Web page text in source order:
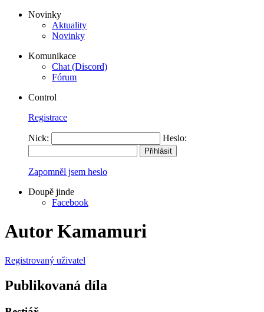
Novinky
Aktuality
Novinky
Komunikace
Chat (Discord)
Fórum
Control
Registrace
Nick: Heslo:
Zapomněl jsem heslo
Doupě jinde
Facebook
Autor Kamamuri
Registrovaný uživatel
Publikovaná díla